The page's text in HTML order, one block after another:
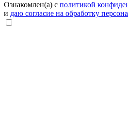
Ознакомлен(а) с политикой
и даю согласие на обработку